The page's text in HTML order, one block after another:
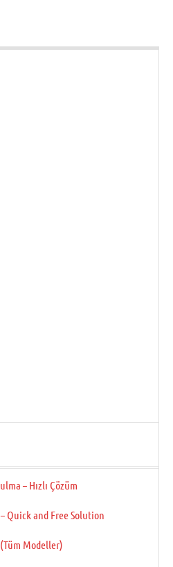
– Hızlı Çözüm
Quick and Free Solution
Modeller)